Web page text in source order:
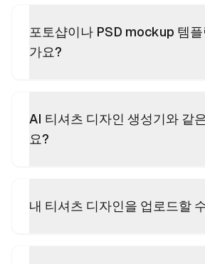
포토샵이나 PSD mockup 템
가요?
AI 티셔츠 디자인 생성기와 같
요?
내 티셔츠 디자인을 업로드할